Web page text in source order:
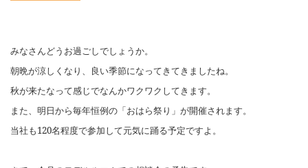
みなさんどうお過ごしでしょうか。
朝晩が涼しくなり、良い季節になってきてきましたね。
秋が来たなって感じでなんかワクワクしてきます。
また、明日から毎年恒例の「おはら祭り」が開催されます。
当社も120名程度で参加して元気に踊る予定ですよ。